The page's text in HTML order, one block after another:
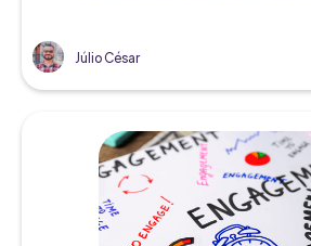
Júlio César